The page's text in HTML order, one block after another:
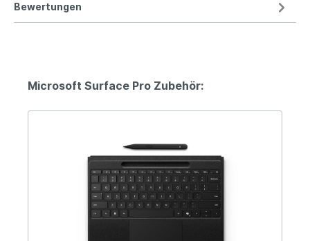
Bewertungen
Microsoft Surface Pro Zubehör: